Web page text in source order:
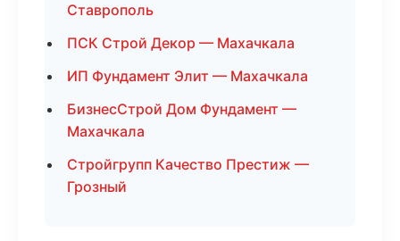
Ставрополь
ПСК Строй Декор — Махачкала
ИП Фундамент Элит — Махачкала
БизнесСтрой Дом Фундамент —
Махачкала
Стройгрупп Качество Престиж —
Грозный